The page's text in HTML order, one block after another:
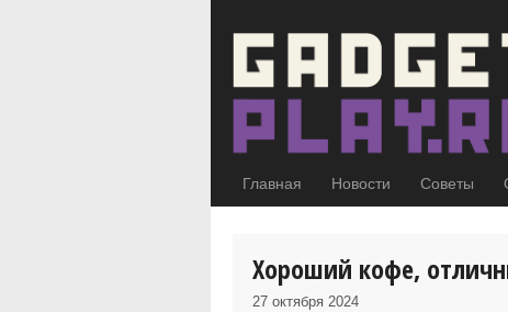
Главная Новости Советы
Хороший кофе,
27 октября 2024